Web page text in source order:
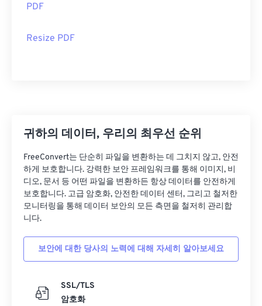
PDF
Resize PDF
귀하의 데이터, 우리의 최우선 순위
FreeConvert는 단순히 파일을 변환하는 데 그치지 않고, 안전
하게 보호합니다. 강력한 보안 프레임워크를 통해 이미지, 비
디오, 문서 등 어떤 파일을 변환하든 항상 데이터를 안전하게
보호합니다. 고급 암호화, 안전한 데이터 센터, 그리고 철저한
모니터링을 통해 데이터 보안의 모든 측면을 철저히 관리합
니다.
보안에 대한 당사의 노력에 대해 자세히 알아보세요
SSL/TLS
암호화